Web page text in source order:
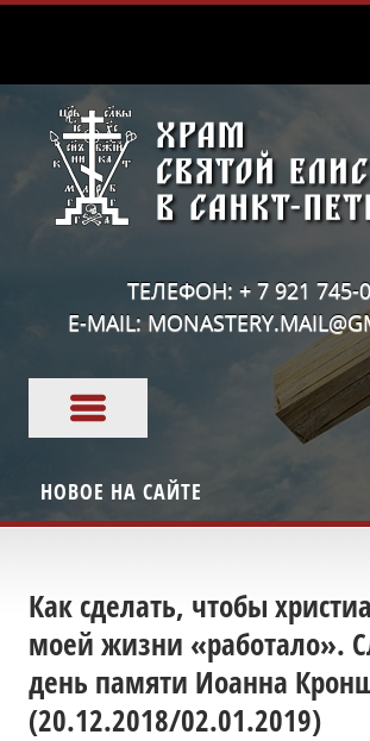
ТЕЛЕФОН: + 7 921 745-
E-MAIL:
НОВОЕ НА САЙТЕ
Как сделать, чтобы
моей жизни «работало».
день памяти Иоанна
(20.12.2018/02.01.2019)